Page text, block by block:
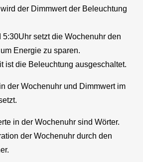
der Dimmwert der Beleuchtung
setzt die Wochenuhr den
Energie zu sparen.
ist die Beleuchtung ausgeschaltet.
der Wochenuhr und Dimmwert im
in der Wochenuhr sind Wörter.
der Wochenuhr durch den